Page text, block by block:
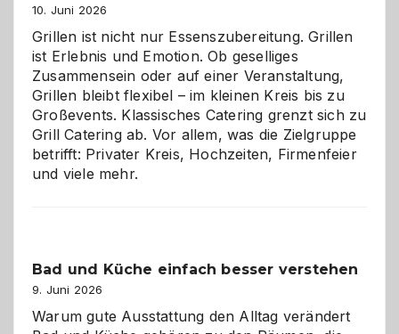
10. Juni 2026
Grillen ist nicht nur Essenszubereitung. Grillen
ist Erlebnis und Emotion. Ob geselliges
Zusammensein oder auf einer Veranstaltung,
Grillen bleibt flexibel – im kleinen Kreis bis zu
Großevents. Klassisches Catering grenzt sich zu
Grill Catering ab. Vor allem, was die Zielgruppe
betrifft: Privater Kreis, Hochzeiten, Firmenfeier
und viele mehr.
Bad und Küche einfach besser verstehen
9. Juni 2026
Warum gute Ausstattung den Alltag verändert